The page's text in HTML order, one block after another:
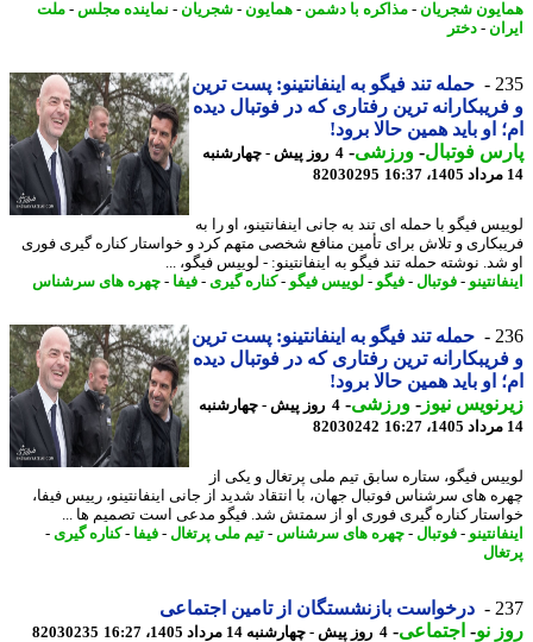
شجریان-مذاکره با دشمن-همایون-شجریان-نماینده مجلس-ملت
- دختر
حمله تند فیگو به اینفانتینو: پست ترین
ترین رفتاری که در فوتبال دیده
او باید همین حالا برود!
فوتبال-ورزشی-
4 روز پیش - چهارشنبه
82030295
فیگو با حمله ای تند به جانی اینفانتینو، او را به
و تلاش برای تأمین منافع شخصی متهم کرد و خواستار کناره گیری فوری
نوشته حمله تند فیگو به اینفانتینو: - لوییس فیگو، ...
-فوتبال-فیگو -لوییس فیگو -کناره گیری- فیفا -چهره های سرشناس
حمله تند فیگو به اینفانتینو: پست ترین
ترین رفتاری که در فوتبال دیده
او باید همین حالا برود!
نیوز-ورزشی-
4 روز پیش - چهارشنبه
82030242
فیگو، ستاره سابق تیم ملی پرتغال و یکی از
های سرشناس فوتبال جهان، با انتقاد شدید از جانی اینفانتینو، رییس فیفا،
کناره گیری فوری او از سمتش شد. فیگو مدعی است تصمیم ها ...
-فوتبال-چهره های سرشناس-تیم ملی پرتغال -فیفا -کناره گیری-
درخواست بازنشستگان از تامین اجتماعی
نو- اجتماعی-4 روز پیش - چهارشنبه 14 مرداد 1405، 16:27 82030235